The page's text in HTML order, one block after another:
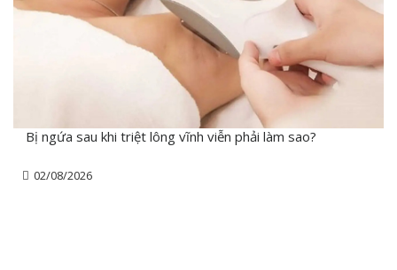
Bị ngứa sau khi triệt lông vĩnh viễn phải làm sao?
02/08/2026